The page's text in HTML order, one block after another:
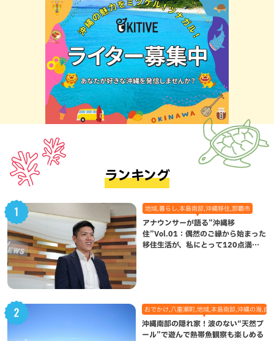
ランキング
地域,暮らし,本島南部,沖縄移住,那覇市
アナウンサーが語る”沖縄移
住”Vol.01：偶然のご縁から始まった
移住生活が、私にとって120点満点
おでかけ,八重瀬町,地域,本島南部,沖縄の海,自
沖縄南部の隠れ家！波のない“天然プ
ール”で遊んで熱帯魚観察も楽しめる